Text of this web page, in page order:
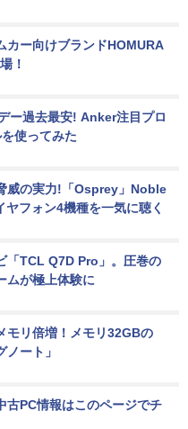
カー向けブランドHOMURA
！
ー過去最安! Anker注目プロ
使ってみた
威の実力!「Osprey」Noble
フォン4機種を一気に聴く
「TCL Q7D Pro」。圧巻の
ムが極上体験に
モリ倍増！メモリ32GBの
ノート」
古PC情報はこのページでチ